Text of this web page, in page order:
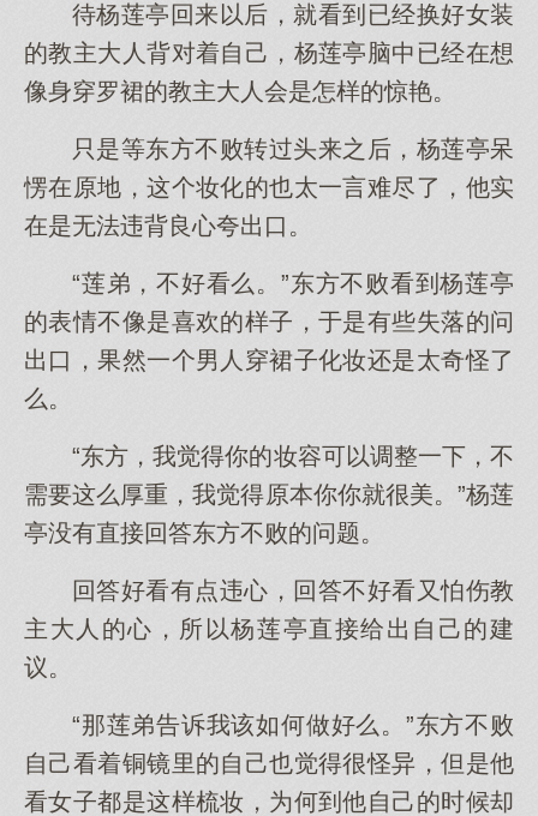
待杨莲亭回来以后，就看到已经换好女装
的教主大人背对着自己，杨莲亭脑中已经在想
像身穿罗裙的教主大人会是怎样的惊艳。
只是等东方不败转过头来之后，杨莲亭呆
愣在原地，这个妆化的也太一言难尽了，他实
在是无法违背良心夸出口。
“莲弟，不好看么。”东方不败看到杨莲亭
的表情不像是喜欢的样子，于是有些失落的问
出口，果然一个男人穿裙子化妆还是太奇怪了
么。
“东方，我觉得你的妆容可以调整一下，不
需要这么厚重，我觉得原本你你就很美。”杨莲
亭没有直接回答东方不败的问题。
回答好看有点违心，回答不好看又怕伤教
主大人的心，所以杨莲亭直接给出自己的建
议。
“那莲弟告诉我该如何做好么。”东方不败
自己看着铜镜里的自己也觉得很怪异，但是他
看女子都是这样梳妆，为何到他自己的时候却